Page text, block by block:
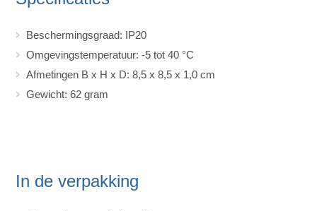
Beschermingsgraad: IP20
Omgevingstemperatuur: -5 tot 40 °C
Afmetingen B x H x D: 8,5 x 8,5 x 1,0 cm
Gewicht: 62 gram
In de verpakking